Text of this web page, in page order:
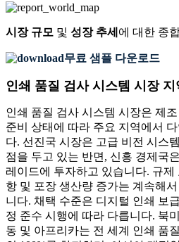
시장 규모 및 성장 추세 에 대한 종
무료 샘플 다운로드
인쇄 품질 검사 시스템 시장 지
인쇄 품질 검사 시스템 시장은 제
준비 상태에 따라 주요 지역에서
다. 선진국 시장은 고급 비전 시스
점을 두고 있는 반면, 신흥 경제국
레이드에 투자하고 있습니다. 규
항 및 포장 생산량 증가는 계속해
니다. 채택 수준은 디지털 인쇄 보
정 준수 시행에 따라 다릅니다. 북
동 및 아프리카는 전 세계 인쇄 품